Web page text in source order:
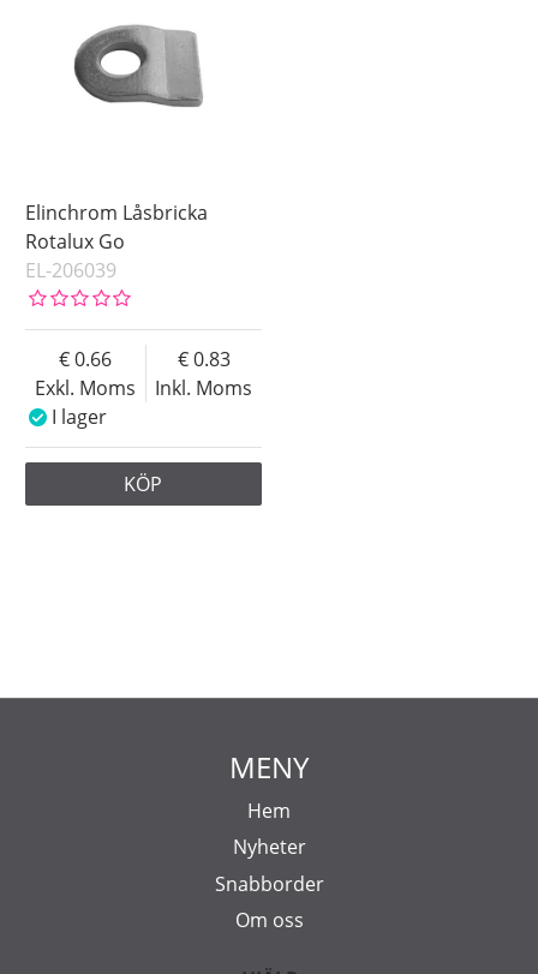
Elinchrom Låsbricka
Rotalux Go
EL-206039
Exkl. Moms
0.66
Inkl. Moms
0.83
I lager
KÖP
MENY
Hem
Nyheter
Snabborder
Om oss